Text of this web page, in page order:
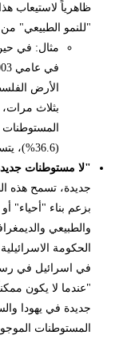
ظاهرياً لاستيعاب
"للنمو الطبيعي"
بثلاث
(36.6%)، يتسهار (21.4%)، وجيفعات بنيامين (12.8%)
"لا مستوطنات
جديدة، تسمح هذه
بزعم بناء "أحياء"
والطبيعي
في اسرائيل في
"عندما لا يكون
جديدة في يهودا
المستوطنات